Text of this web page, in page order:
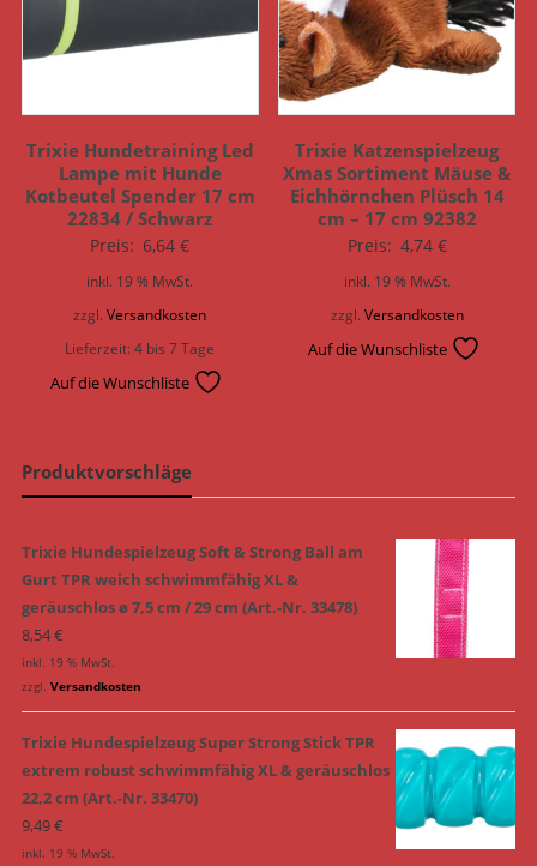
Trixie Hundetraining Led
Lampe mit Hunde
Kotbeutel Spender 17 cm
22834 / Schwarz
Preis: 6,64€
inkl. 19 % MwSt.
zzgl.Versandkosten
Lieferzeit:4 bis 7 Tage
Auf die Wunschliste
Trixie Katzenspielzeug
Xmas Sortiment Mäuse &
Eichhörnchen Plüsch 14
cm – 17 cm 92382
Preis: 4,74 €
inkl. 19 % MwSt.
zzgl. Versandkosten
Auf die Wunschliste
Produktvorschläge
Trixie Hundespielzeug Soft & Strong Ball am
Gurt TPR weich schwimmfähig XL &
geräuschlos ø 7,5 cm / 29 cm (Art.-Nr. 33478)
8,54€
inkl. 19 % MwSt.
zzgl. Versandkosten
Trixie Hundespielzeug Super Strong Stick TPR
extrem robust schwimmfähig XL & geräuschlos
22,2 cm (Art.-Nr. 33470)
9,49€
inkl. 19 % MwSt.